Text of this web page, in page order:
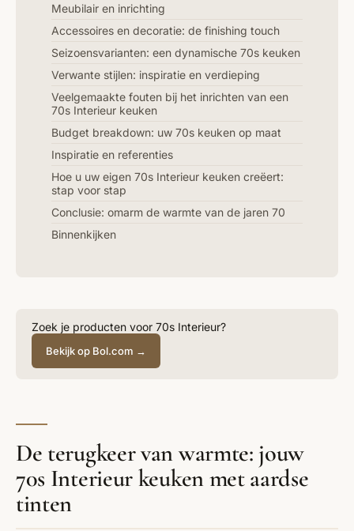
Meubilair en inrichting
Accessoires en decoratie: de finishing touch
Seizoensvarianten: een dynamische 70s keuken
Verwante stijlen: inspiratie en verdieping
Veelgemaakte fouten bij het inrichten van een
70s Interieur keuken
Budget breakdown: uw 70s keuken op maat
Inspiratie en referenties
Hoe u uw eigen 70s Interieur keuken creëert:
stap voor stap
Conclusie: omarm de warmte van de jaren 70
Binnenkijken
Zoek je producten voor 70s Interieur?
Bekijk op Bol.com →
De terugkeer van warmte: jouw
70s Interieur keuken met aardse
tinten